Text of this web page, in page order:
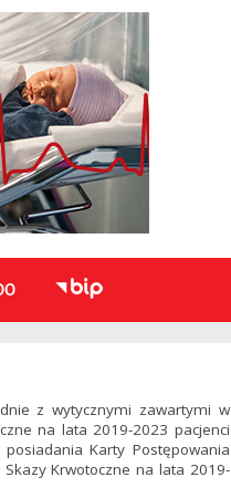
z wytycznymi zawartymi w
na lata 2019-2023 pacjenci
Karty Postępowania
Krwotoczne na lata 2019-